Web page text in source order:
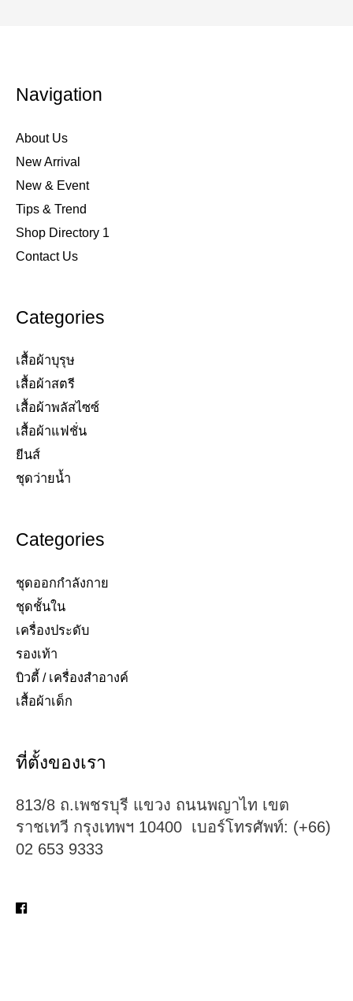
Navigation
About Us
New Arrival
New & Event
Tips & Trend
Shop Directory 1
Contact Us
Categories
เสื้อผ้าบุรุษ
เสื้อผ้าสตรี​
เสื้อผ้าพลัสไซซ์​
เสื้อผ้าแฟชั่น​
ยีนส์​
ชุดว่ายน้ำ​
Categories
ชุดออกกำลังกาย
ชุดชั้นใน
เครื่องประดับ​
รองเท้า​
บิวตี้ / เครื่องสำอางค์
เสื้อผ้าเด็ก
ที่ตั้งของเรา
813/8 ถ.เพชรบุรี แขวง ถนนพญาไท เขต
ราชเทวี กรุงเทพฯ 10400 เบอร์โทรศัพท์: (+66)
02 653 9333